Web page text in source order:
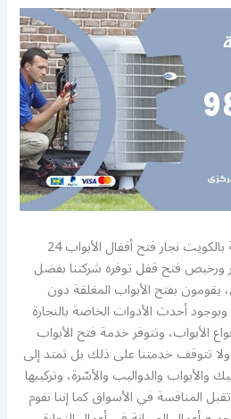
رقم فتح أبواب واقفال النهضة بالكويت نجار فتح أقفال الأبواب 24
فتح قفل توفره شركتنا بفضل
بفتح الأبواب المغلقة دون
وبوجود أحدث الأدوات الخاصة بالنجارة
الأبواب، وتتوفر خدمة فتح الأبواب
ولا تتوقف خدمتنا على ذلك بل تمتد إلى
والأبواب والدواليب والأسّرة، وتركيبها
المنافسة في الأسواق كما إننا نقوم